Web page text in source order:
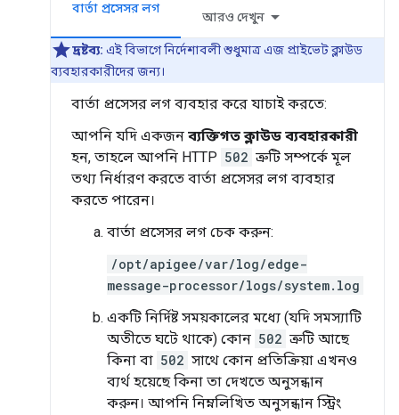
বার্তা প্রসেসর লগ
আরও দেখুন
দ্রষ্টব্য: এই বিভাগে নির্দেশাবলী শুধুমাত্র এজ প্রাইভেট ক্লাউড
ব্যবহারকারীদের জন্য।
বার্তা প্রসেসর লগ ব্যবহার করে যাচাই করতে:
আপনি যদি একজন ব্যক্তিগত ক্লাউড ব্যবহারকারী
হন, তাহলে আপনি HTTP 502 ত্রুটি সম্পর্কে মূল
তথ্য নির্ধারণ করতে বার্তা প্রসেসর লগ ব্যবহার
করতে পারেন।
বার্তা প্রসেসর লগ চেক করুন:
/opt/apigee/var/log/edge-
message-processor/logs/system.log
একটি নির্দিষ্ট সময়কালের মধ্যে (যদি সমস্যাটি
অতীতে ঘটে থাকে) কোন 502 ত্রুটি আছে
কিনা বা 502 সাথে কোন প্রতিক্রিয়া এখনও
ব্যর্থ হয়েছে কিনা তা দেখতে অনুসন্ধান
করুন। আপনি নিম্নলিখিত অনুসন্ধান স্ট্রিং